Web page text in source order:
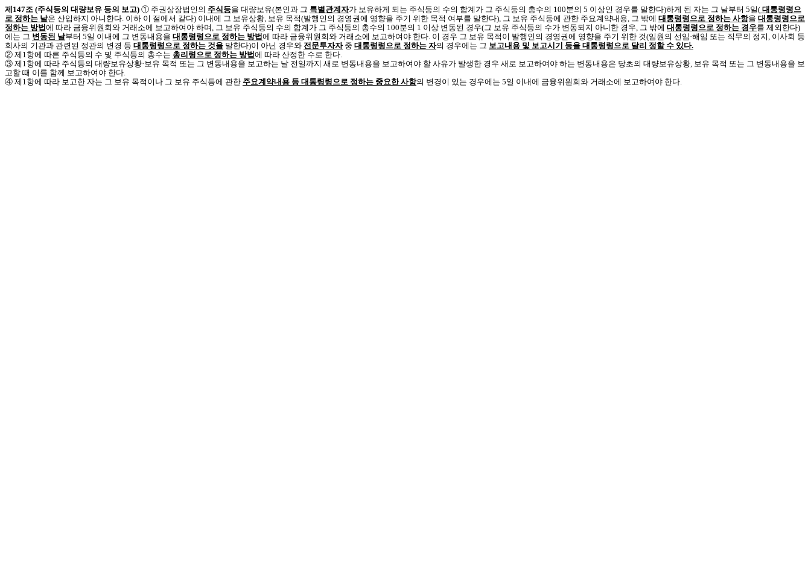
제147조 (주식등의 대량보유 등의 보고) ① 주권상장법인의 주식등을 대량보유(본인과 그 특별관계자가 보유하게 되는 주식등의 수의 합계가 그 주식등의 총수의 100분의 5 이상인 경우를 말한다)하게 된 자는 그 날부터 5일( 대통령령으
로 정하는 날은 산입하지 아니한다. 이하 이 절에서 같다) 이내에 그 보유상황, 보유 목적(발행인의 경영권에 영향을 주기 위한 목적 여부를 말한다), 그 보유 주식등에 관한 주요계약내용, 그 밖에 대통령령으로 정하는 사항을 대통령령으로
정하는 방법 에 따라 금융위원회와 거래소에 보고하여야 하며, 그 보유 주식등의 수의 합계가 그 주식등의 총수의 100분의 1 이상 변동된 경우(그 보유 주식등의 수가 변동되지 아니한 경우, 그 밖에 대통령령으로 정하는 경우를 제외한다)
에는 그 변동된 날부터 5일 이내에 그 변동내용을 대통령령으로 정하는 방법 에 따라 금융위원회와 거래소에 보고하여야 한다. 이 경우 그 보유 목적이 발행인의 경영권에 영향을 주기 위한 것(임원의 선임·해임 또는 직무의 정지, 이사회 등
회사의 기관과 관련된 정관의 변경 등 대통령령으로 정하는 것을 말한다)이 아닌 경우와 전문투자자중 대통령령으로 정하는 자의 경우에는 그 보고내용 및 보고시기 등을 대통령령으로 달리 정할 수 있다.
② 제1항에 따른 주식등의 수 및 주식등의 총수는 총리령으로 정하는 방법 에 따라 산정한 수로 한다.
③ 제1항에 따라 주식등의 대량보유상황·보유 목적 또는 그 변동내용을 보고하는 날 전일까지 새로 변동내용을 보고하여야 할 사유가 발생한 경우 새로 보고하여야 하는 변동내용은 당초의 대량보유상황, 보유 목적 또는 그 변동내용을 보
고할 때 이를 함께 보고하여야 한다.
④ 제1항에 따라 보고한 자는 그 보유 목적이나 그 보유 주식등에 관한 주요계약내용 등 대통령령으로 정하는 중요한 사항의 변경이 있는 경우에는 5일 이내에 금융위원회와 거래소에 보고하여야 한다.